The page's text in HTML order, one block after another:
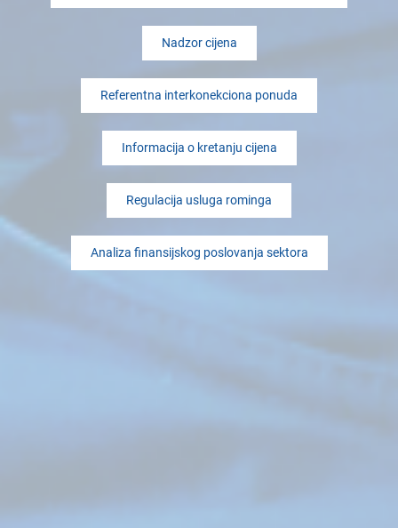
Nadzor cijena
Referentna interkonekciona ponuda
Informacija o kretanju cijena
Regulacija usluga rominga
Analiza finansijskog poslovanja sektora